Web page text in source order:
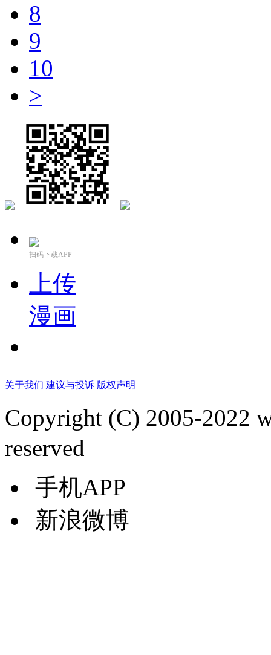
8
9
10
>
扫码下载APP
上传
漫画
关于我们 建议与投诉 版权声明
Copyright (C) 2005-2022
reserved
手机APP
新浪微博